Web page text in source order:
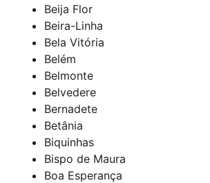
Beija Flor
Beira-Linha
Bela Vitória
Belém
Belmonte
Belvedere
Bernadete
Betânia
Biquinhas
Bispo de Maura
Boa Esperança